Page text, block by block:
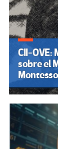
CII-OVE:
sobre el